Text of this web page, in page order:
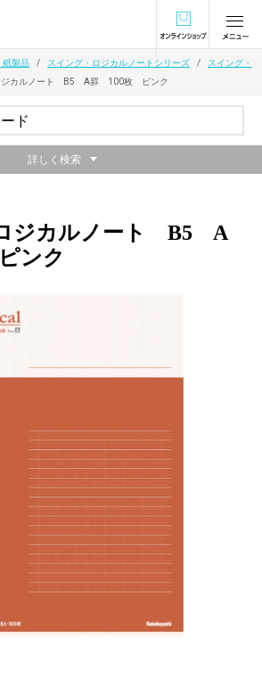
オンラインショ
紙製品 スイング・ロジカルノートシリーズ
スイング・
ジカルノート B5 A罫 100枚 ピンク
ジカルノート B5 A
ンク
カル環境保全・社会貢献製品
）
！！文章を美しく見せるなら「ロジカル
詳しく検索